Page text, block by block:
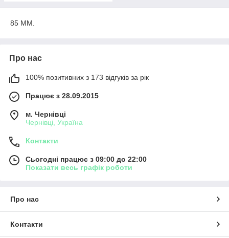
85 ММ.
Про нас
100% позитивних з 173 відгуків за рік
Працює з 28.09.2015
м. Чернівці
Чернівці, Україна
Контакти
Сьогодні працює з 09:00 до 22:00
Показати весь графік роботи
Про нас
Контакти